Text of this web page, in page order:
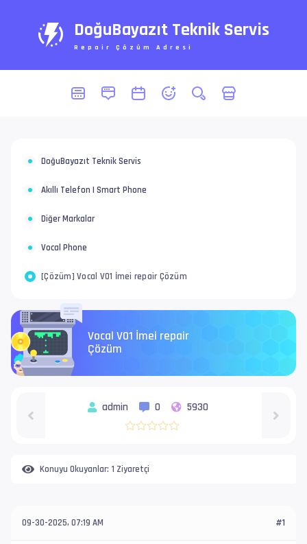
DoğuBayazıt Teknik Servis
Repair Çözüm Adresi
DoğuBayazıt Teknik Servis
Akıllı Telefon | Smart Phone
Diğer Markalar
Vocal Phone
[Çözüm] Vocal V01 İmei repair Çözüm
Vocal V01 İmei repair
Çözüm
admin 0 5930
Konuyu Okuyanlar: 1 Ziyaretçi
09-30-2025, 07:19 AM #1